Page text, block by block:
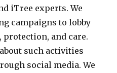
iTree experts. We
campaigns to lobby
and care.
such activities
social media. We